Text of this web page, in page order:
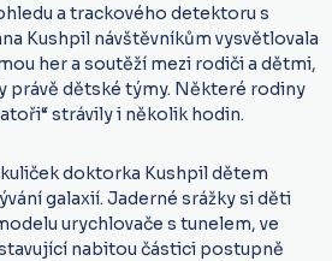
a trackového detektoru s
Kushpil návštěvníkům vysvětlovala
her a soutěží mezi rodiči a dětmi,
právě dětské týmy. Některé rodiny
strávily i několik hodin.
doktorka Kushpil dětem
galaxií. Jaderné srážky si děti
urychlovače s tunelem, ve
nabitou částici postupně